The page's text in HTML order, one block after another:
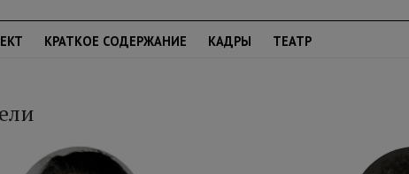
КРАТКОЕ СОДЕРЖАНИЕ КАДРЫ ТЕАТР